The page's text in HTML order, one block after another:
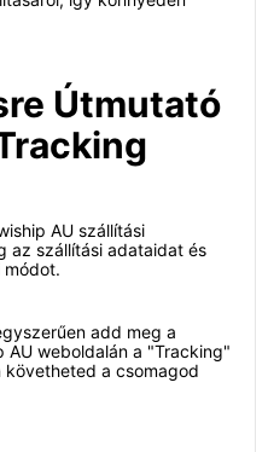
Útmutató
AU szállítási
az szállítási adataidat és
módot.
add meg a
AU weboldalán a "Tracking"
követheted a csomagod